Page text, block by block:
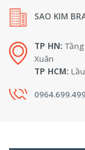
SAO KIM
TP HN:
Xuân
TP HCM:
0964.699.499